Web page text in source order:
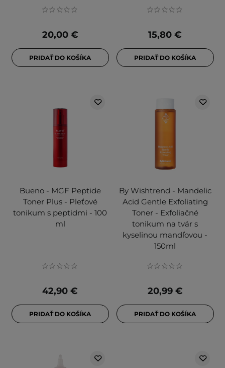
20,00 €
PRIDAŤ DO KOŠÍKA
15,80 €
PRIDAŤ DO KOŠÍKA
Bueno - MGF Peptide
Toner Plus - Pleťové
tonikum s peptidmi - 100
ml
42,90 €
PRIDAŤ DO KOŠÍKA
By Wishtrend - Mandelic
Acid Gentle Exfoliating
Toner - Exfoliačné
tonikum na tvár s
kyselinou mandľovou -
150ml
20,99 €
PRIDAŤ DO KOŠÍKA